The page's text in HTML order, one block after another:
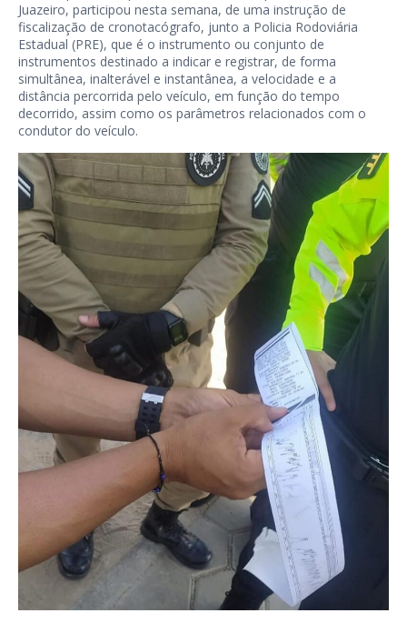
Juazeiro, participou nesta semana, de uma instrução de
fiscalização de cronotacógrafo, junto a Policia Rodoviária
Estadual (PRE), que é o instrumento ou conjunto de
instrumentos destinado a indicar e registrar, de forma
simultânea, inalterável e instantânea, a velocidade e a
distância percorrida pelo veículo, em função do tempo
decorrido, assim como os parâmetros relacionados com o
condutor do veículo.